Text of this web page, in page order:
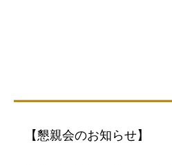
【懇親会のお知らせ】